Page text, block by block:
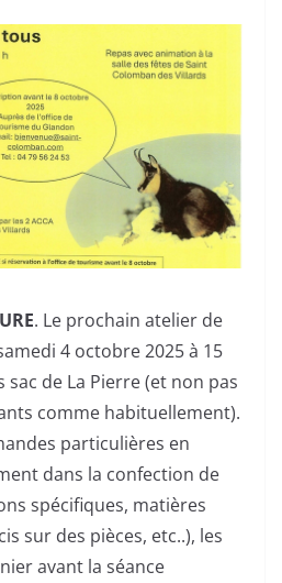
. Le prochain atelier de
4 octobre 2025 à 15
sac de La Pierre (et non pas
comme habituellement).
particulières en
dans la confection de
spécifiques, matières
sur des pièces, etc..), les
avant la séance